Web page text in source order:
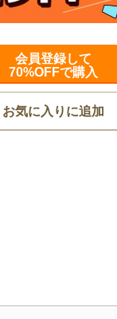
会員登録して
70%OFFで購入
お気に入りに追加